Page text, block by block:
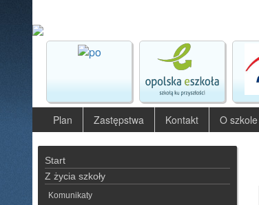
Plan Zastępstwa Kontakt O szkole
Start
Z życia szkoły
Komunikaty